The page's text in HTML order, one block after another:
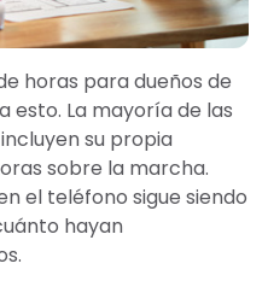
horas para dueños de
esto. La mayoría de las
su propia
sobre la marcha.
el teléfono sigue siendo
hayan